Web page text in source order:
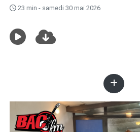
23 min - samedi 30 mai 2026